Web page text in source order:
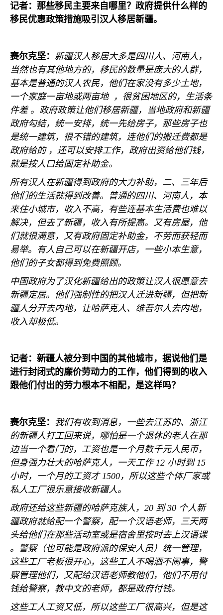
记者：那些移民主要来自哪里？政府提供什么样的
移民优惠政策措施吸引汉人移居新疆。
赛尔克坚： 新疆汉人移居大多是四川人、河南人，
当然也有其他地方的，移民的数量是庞大的人群，
基本是普通的汉人农民，他们在家没有多少土地，
一个家庭一亩地或两亩地
，很贫困地区的，生活条
件差 。政府政策让他们移居新疆，当地政府和新疆
政府勾结，统一安排，统一先给房子，那些房子也
是统一建筑，很不错的建筑，连他们的搬迁费都是
政府给的 ，还可以安排工作，政府出资给他们钱，
就是按人口给固定补助金。
所有汉人在新疆得到政府的大力补助，二、三年后
他们的生活就得到改善。普通的四川、河南人，本
来住小城市，收入不高，有些连基本生活费也难以
解决，但去了新疆，收入有所提高。又有房屋，他
们就很满意，又有政府固定补助金，不劳而获轻而
易举。有人自己可以在新疆开店，一些小本生意，
他们的子女都得到免费照顾。
中国政府为了汉化新疆给出的政策让汉人很愿意去
新疆定居。他们强制性的把汉人迁进新疆，但把新
疆人分开去内地，让哈萨克人、维吾尔人去内地，
收入却极低。
记者：新疆人被分到中国的其他城市，据说他们是
进行封闭式的廉价劳动力的工作，他们得到的收入
跟他们付出的劳力根本不相配，是这样吗？
赛尔克坚： 我们有收到消息，一些去江苏的、浙江
的新疆人打工回来说，哪怕是一个退休的老人在那
边当一个看门的，工资也是一个月数千元人民币，
但身强力壮大的哈萨克人，一天工作12 小时到15
小时，一个月的工资才1500，所以这些个体厂家或
私人工厂很乐意接收新疆人。
政府还给这些新疆的哈萨克族人， 20 到30 个人新
疆政府就给配一个警察，配一个汉语老师，三天两
头给他们在那些活动室或是宿舍里按时去上汉语课
。警察（也可能是政府派的保安人员）统一管理，
这些工厂老板很开心，这些工人不喝酒不闹事，警
察管理他们，又配给汉语老师教他们，他们不用付
钱给警察，教中文的老师，都是政府付钱。
这些工人工资又低，所以这些工厂很高兴，但是这